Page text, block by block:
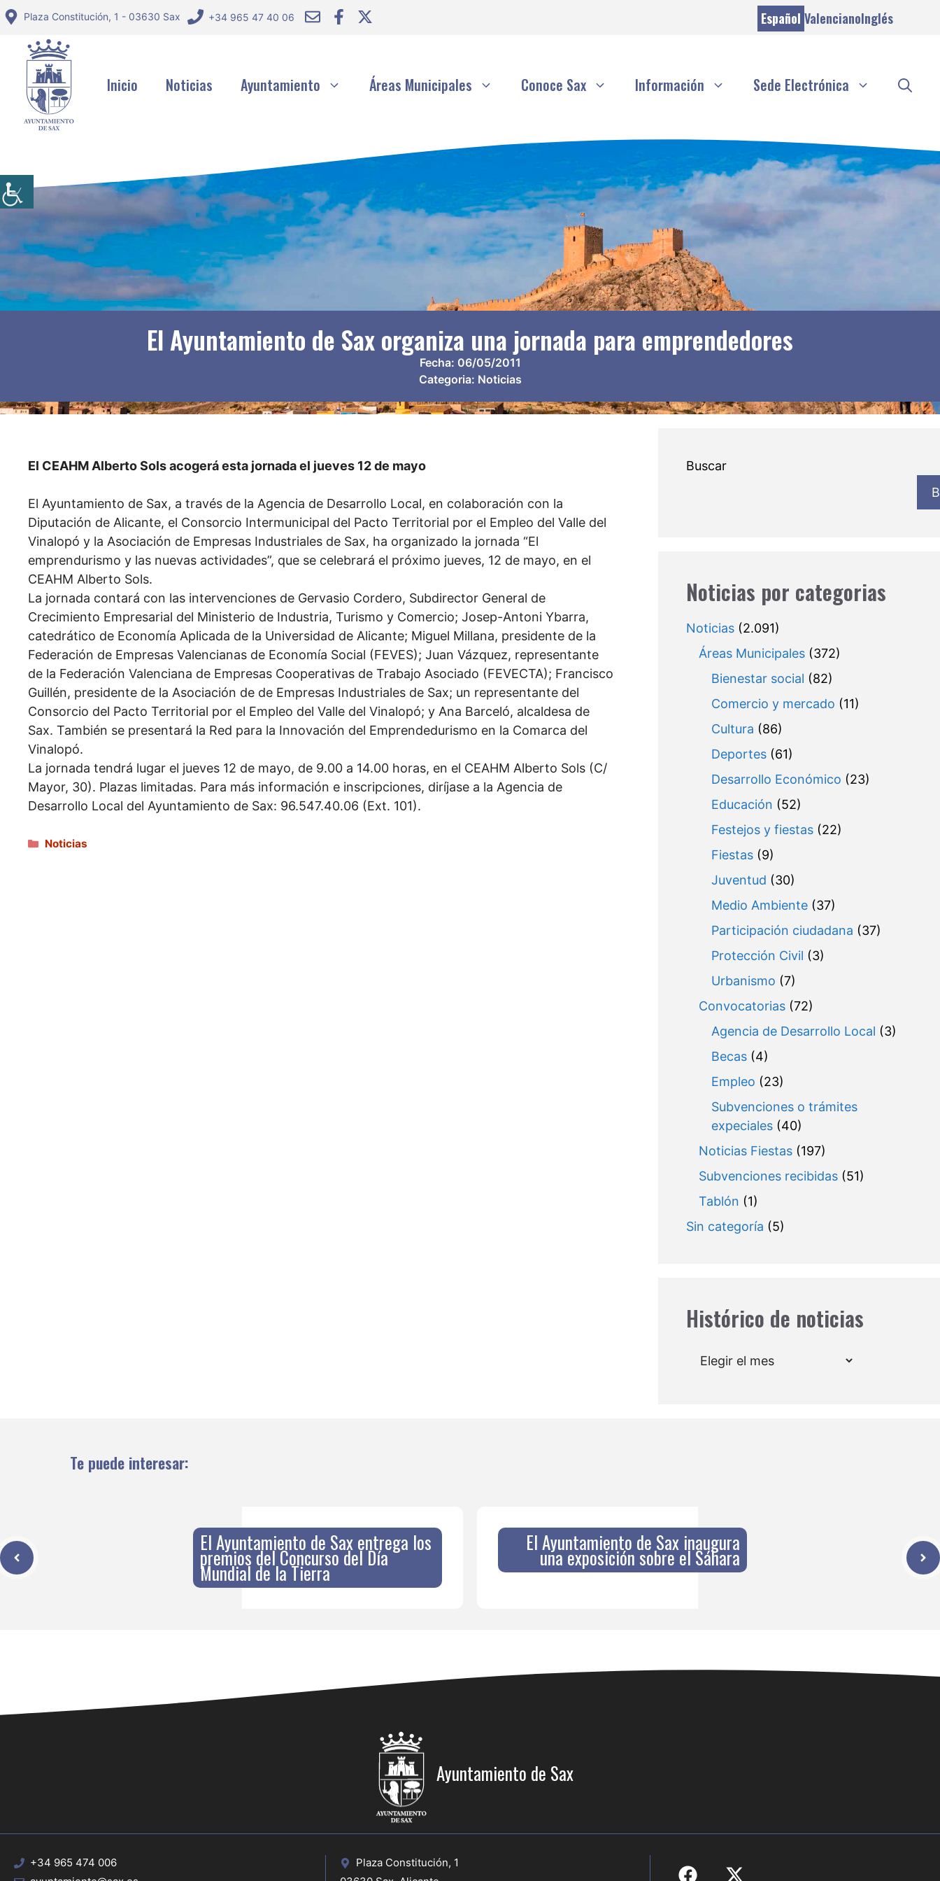
Saltar
contenido
Plaza Constitución, 1 - 03630 Sax +34 965 47 40 06 Español ValencianoInglés
Inicio Noticias Ayuntamiento Áreas Municipales Conoce Sax Información Sede Electrónica
El Ayuntamiento de Sax organiza una jornada para emprendedores
Fecha: 06/05/2011
Categoria: Noticias
El CEAHM Alberto Sols acogerá esta jornada el jueves 12 de mayo
El Ayuntamiento de Sax, a través de la Agencia de Desarrollo Local, en colaboración con la
Diputación de Alicante, el Consorcio Intermunicipal del Pacto Territorial por el Empleo del Valle del
Vinalopó y la Asociación de Empresas Industriales de Sax, ha organizado la jornada “El
emprendurismo y las nuevas actividades”, que se celebrará el próximo jueves, 12 de mayo, en el
CEAHM Alberto Sols.
La jornada contará con las intervenciones de Gervasio Cordero, Subdirector General de
Crecimiento Empresarial del Ministerio de Industria, Turismo y Comercio; Josep-Antoni Ybarra,
catedrático de Economía Aplicada de la Universidad de Alicante; Miguel Millana, presidente de la
Federación de Empresas Valencianas de Economía Social (FEVES); Juan Vázquez, representante
de la Federación Valenciana de Empresas Cooperativas de Trabajo Asociado (FEVECTA); Francisco
Guillén, presidente de la Asociación de de Empresas Industriales de Sax; un representante del
Consorcio del Pacto Territorial por el Empleo del Valle del Vinalopó; y Ana Barceló, alcaldesa de
Sax. También se presentará la Red para la Innovación del Emprendedurismo en la Comarca del
Vinalopó.
La jornada tendrá lugar el jueves 12 de mayo, de 9.00 a 14.00 horas, en el CEAHM Alberto Sols (C/
Mayor, 30). Plazas limitadas. Para más información e inscripciones, diríjase a la Agencia de
Desarrollo Local del Ayuntamiento de Sax: 96.547.40.06 (Ext. 101).
Categorías
Noticias
Buscar
Noticias por categorias
Noticias(2.091)
Áreas Municipales(372)
Bienestar social (82)
Comercio y mercado (11)
Cultura (86)
Deportes(61)
Desarrollo Económico (23)
Educación (52)
Festejos y fiestas(22)
Fiestas(9)
Juventud (30)
Medio Ambiente(37)
Participación ciudadana (37)
Protección Civil (3)
Urbanismo (7)
Convocatorias(72)
Agencia de Desarrollo Local (3)
Becas(4)
Empleo (23)
Subvenciones o trámites
expeciales(40)
Noticias Fiestas(197)
Subvenciones recibidas(51)
Tablón (1)
Sin categoría (5)
Histórico de noticias
Archivos
Te puede interesar:
El Ayuntamiento de Sax entrega los
premios del Concurso del Día
Mundial de la Tierra
El Ayuntamiento de Sax inaugura
una exposición sobre el Sáhara
Ayuntamiento de Sax
+34 965 474 006
Plaza Constitución, 1